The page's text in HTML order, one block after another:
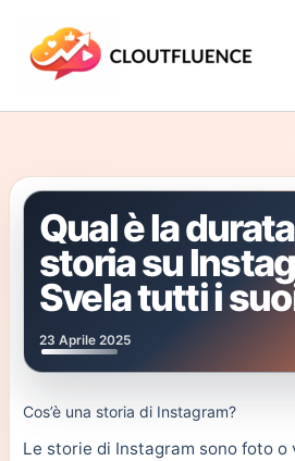
contenuto
Qual è la
storia su
Svela tutti i
23 Aprile 2025
Cos’è una storia di Instagram?
Le storie di Instagram sono foto o